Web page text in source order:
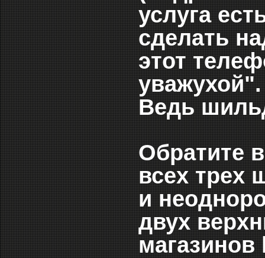
услуга
сделать
этот
уважухой".
Ведь
Обратите
всех трех
и
двух